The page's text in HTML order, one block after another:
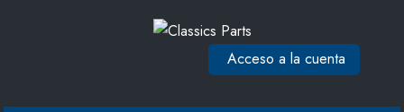
Acceso a la cuenta